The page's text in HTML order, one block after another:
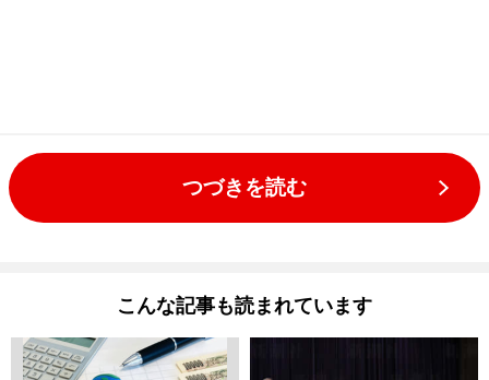
つづきを読む
こんな記事も読まれています